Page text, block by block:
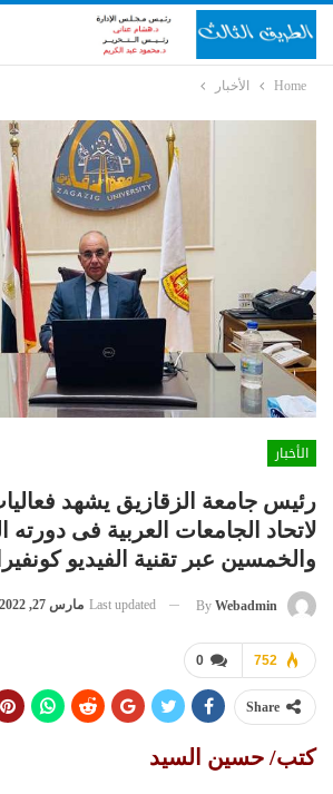
Home الأخبار
الأخبار
رئيس جامعة الزقازيق يشهد
لاتحاد الجامعات العربية فى دورته
والخمسين عبر تقنية الفيديو
By Webadmin
Last updated مارس 27, 2022
0 752
Share
كتب/ حسين السيد